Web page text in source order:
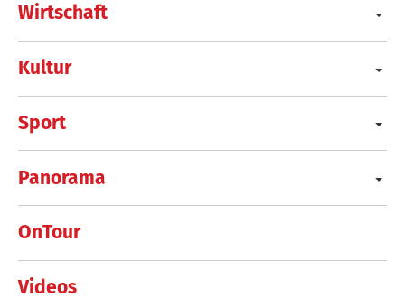
Wirtschaft
Kultur
Sport
Panorama
OnTour
Videos